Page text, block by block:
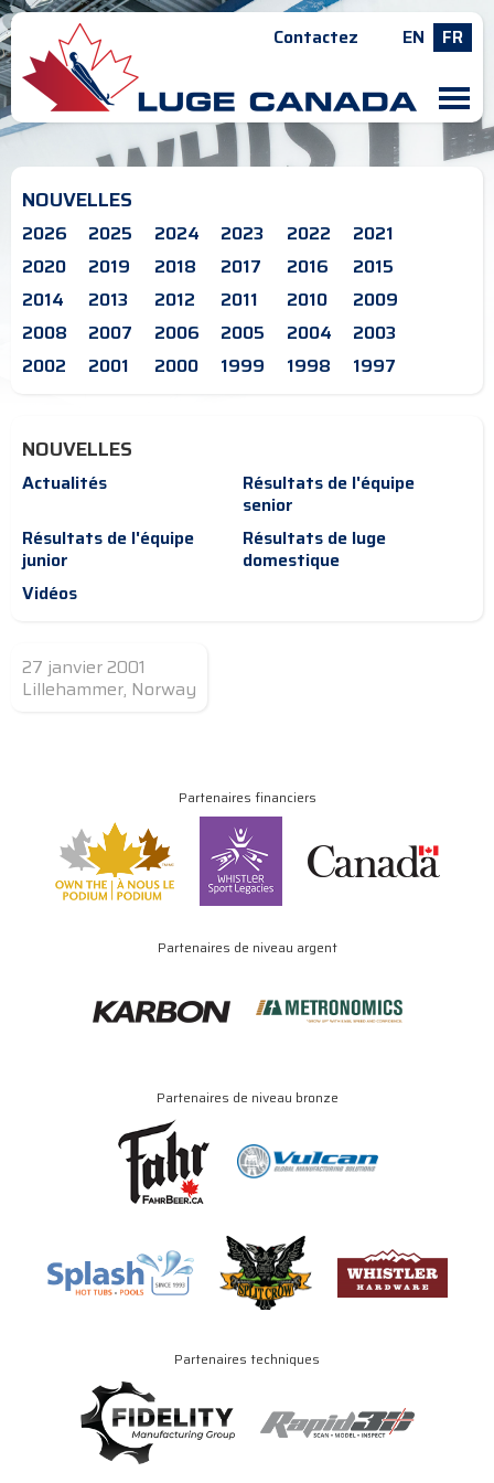
Contactez EN FR
M
NOUVELLES
2026 2025 2024 2023 2022
2021
2020
2019 2018 2017 2016
2015
2014
2013 2012 2011 2010
2009
2008
2007 2006 2005 2004
2003
2002
2001 2000 1999 1998 1997
NOUVELLES
Actualités
Résultats de l'équipe
senior
Résultats de l'équipe
junior
Résultats de luge
domestique
Vidéos
27 janvier 2001
Lillehammer, Norway
Partenaires financiers
Partenaires de niveau argent
Partenaires de niveau bronze
Partenaires techniques